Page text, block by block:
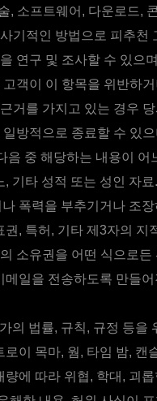
, 소프트웨어, 다운로드,
기적인 방법으로 피추천
연구 및 조사할 수 있으
객이 이 항목을 위반하
거를 가지고 있는 경우
방적으로 종료할 수 있
음 중 해당하는 내용이
, 기타 성적 또는 성인 자료.
폭력을 부추기거나 조
권, 특허, 기타 제3자의 지
소유권을 어떤 식으로
메일을 전송하도록 만들
의 법률, 규칙, 규정 등을
로이 목마, 웜, 타임 밤, 캔
량에 따라 위협, 학대, 괴